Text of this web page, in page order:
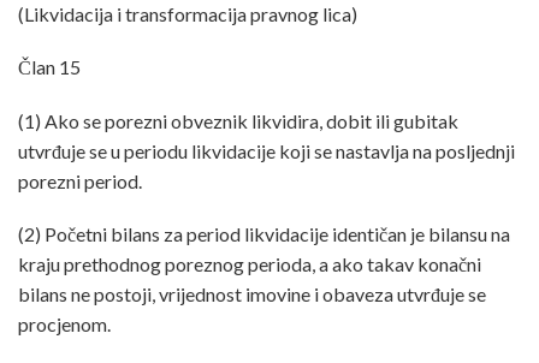
(Likvidacija i transformacija pravnog lica)
Član 15
(1) Ako se porezni obveznik likvidira, dobit ili gubitak
utvrđuje se u periodu likvidacije koji se nastavlja na posljednji
porezni period.
(2) Početni bilans za period likvidacije identičan je bilansu na
kraju prethodnog poreznog perioda, a ako takav konačni
bilans ne postoji, vrijednost imovine i obaveza utvrđuje se
procjenom.